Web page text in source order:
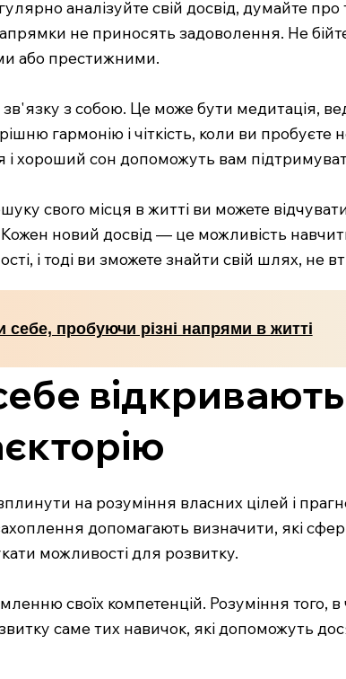
аналізуйте свій досвід, думайте
не приносять задоволення. Не
або престижними.
з собою. Це може бути медитація,
гармонію і чіткість, коли ви пробуєте
хороший сон допоможуть вам
свого місця в житті ви можете
новий досвід — це можливість
і тоді ви зможете знайти свій шлях, не
себе, пробуючи різні напрями в житті
на розуміння власних цілей і
допомагають визначити, які
можливості для розвитку.
своїх компетенцій. Розуміння того,
саме тих навичок, які допоможуть